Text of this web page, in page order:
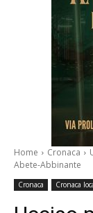
Home Cronaca
Abete-Abbinante
Cronaca Cronaca